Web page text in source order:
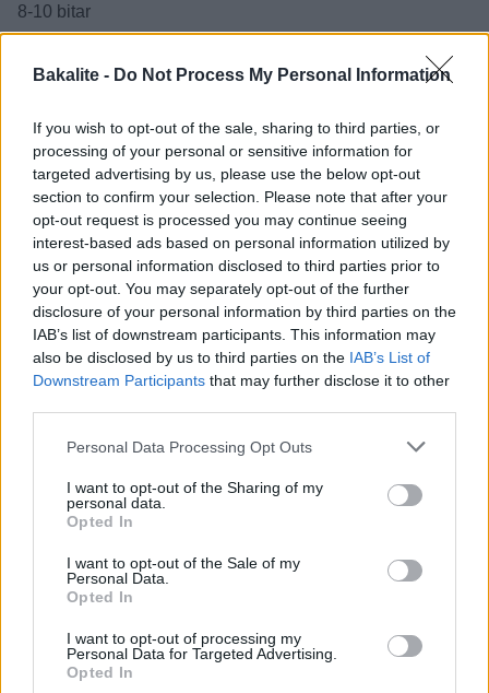
Bakalite - Do Not Process My Personal Information
If you wish to opt-out of the sale, sharing to third parties, or
processing of your personal or sensitive information for
targeted advertising by us, please use the below opt-out
section to confirm your selection. Please note that after your
opt-out request is processed you may continue seeing
interest-based ads based on personal information utilized by
us or personal information disclosed to third parties prior to
your opt-out. You may separately opt-out of the further
disclosure of your personal information by third parties on the
IAB’s list of downstream participants. This information may
also be disclosed by us to third parties on the IAB’s List of
Downstream Participants that may further disclose it to other
Personal Data Processing Opt Outs
I want to opt-out of the Sharing of my
personal data.
Opted In
I want to opt-out of the Sale of my
Personal Data.
Opted In
I want to opt-out of processing my
Personal Data for Targeted Advertising.
Opted In
8-10 bitar
65 g smör
3 st mogna bananer
Kaka:
2 st mogna bananer
1 dl jordnötter, salta (kan uteslutas)
1 dl strösocker
1 dl farinsocker
2 st ägg
3 dl mjöl
2 tsk bakpulver
½ dl jordnötter, salta
½ msk flingsalt kan uteslutas